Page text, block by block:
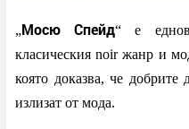
„Мосю Спейд“ е
класическия noir жанр и
която доказва, че добрите
излизат от мода.